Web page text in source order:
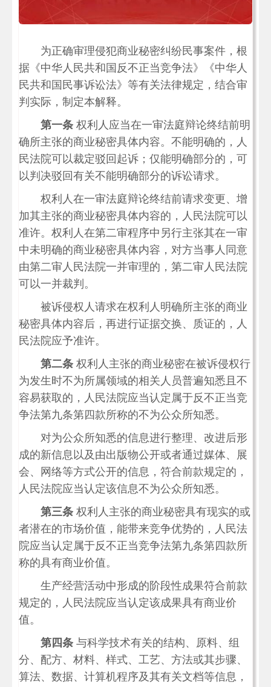
为正确审理侵犯商业秘密纠纷民事案件，根
据《中华人民共和国反不正当竞争法》《中华人
民共和国民事诉讼法》等有关法律规定，结合审
判实际，制定本解释。
第一条 权利人应当在一审法庭辩论终结前明
确所主张的商业秘密具体内容。不能明确的，人
民法院可以裁定驳回起诉；仅能明确部分的，可
以判决驳回有关不能明确部分的诉讼请求。
权利人在一审法庭辩论终结前请求变更、增
加其主张的商业秘密具体内容的，人民法院可以
准许。权利人在第二审程序中另行主张其在一审
中未明确的商业秘密具体内容，对方当事人同意
由第二审人民法院一并审理的，第二审人民法院
可以一并裁判。
被诉侵权人请求在权利人明确所主张的商业
秘密具体内容后，再进行证据交换、质证的，人
民法院应予准许。
第二条 权利人主张的商业秘密在被诉侵权行
为发生时不为所属领域的相关人员普遍知悉且不
容易获取的，人民法院应当认定属于反不正当竞
争法第九条第四款所称的不为公众所知悉。
对为公众所知悉的信息进行整理、改进后形
成的新信息以及由出版物公开或者通过媒体、展
会、网络等方式公开的信息，符合前款规定的，
人民法院应当认定该信息不为公众所知悉。
第三条 权利人主张的商业秘密具有现实的或
者潜在的市场价值，能带来竞争优势的，人民法
院应当认定属于反不正当竞争法第九条第四款所
称的具有商业价值。
生产经营活动中形成的阶段性成果符合前款
规定的，人民法院应当认定该成果具有商业价
值。
第四条 与科学技术有关的结构、原料、组
分、配方、材料、样式、工艺、方法或其步骤、
算法、数据、计算机程序及其有关文档等信息，